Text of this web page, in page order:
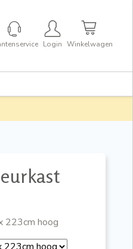
Login Winkelwagen
223cm hoog